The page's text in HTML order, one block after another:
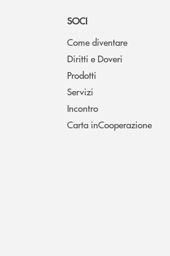
SOCI
Come diventare
Diritti e Doveri
Prodotti
Servizi
Incontro
Carta inCooperazione